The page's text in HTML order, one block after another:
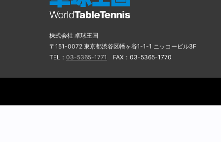
株式会社 卓球王国
〒151-0072 東京都渋谷区幡ヶ谷1-1-1 ニッコービル3F
TEL： 03-5365-1771 FAX：03-5365-1770